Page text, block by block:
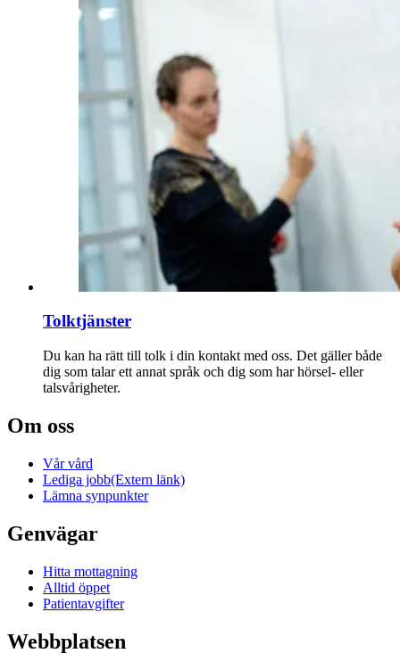
Tolktjänster
Du kan ha rätt till tolk i din kontakt med oss. Det gäller både
dig som talar ett annat språk och dig som har hörsel- eller
talsvårigheter.
Om oss
Vår vård
Lediga jobb(Extern länk)
Lämna synpunkter
Genvägar
Hitta mottagning
Alltid öppet
Patientavgifter
Webbplatsen